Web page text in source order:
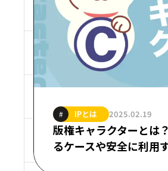
# IPとは 2025.02.19
版権キャラクターとは
るケースや安全に利用